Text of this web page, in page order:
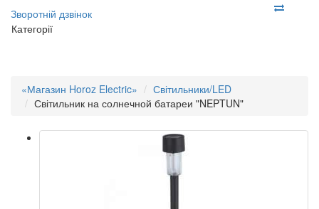
Зворотній дзвінок
Категорії
«Магазин Horoz Electric»
Світильники/LED
Світильник на солнечной батареи "NEPTUN"